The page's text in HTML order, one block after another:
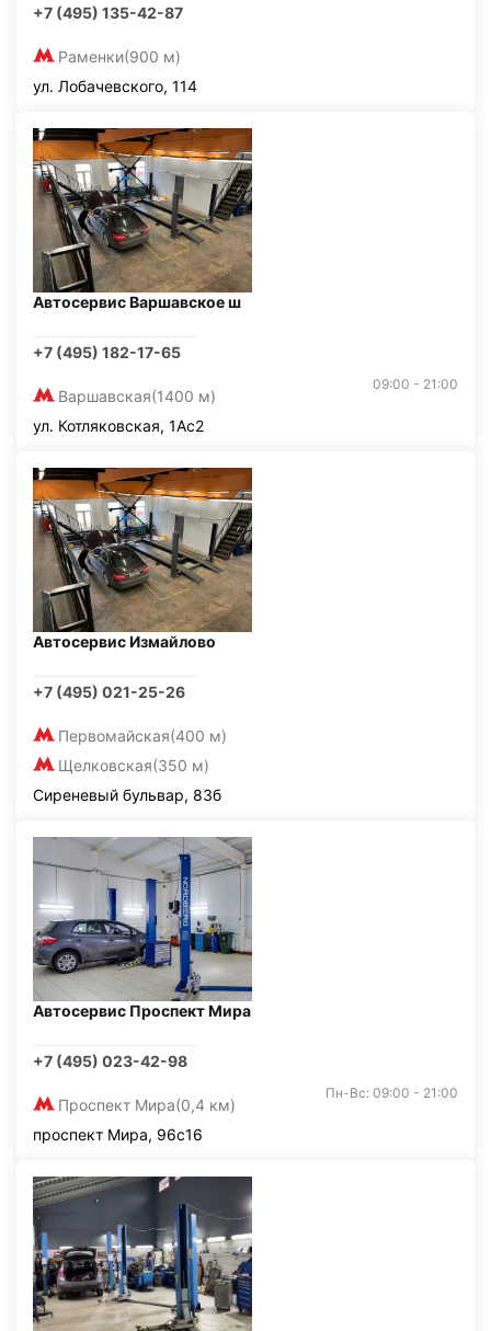
+7 (495) 135-42-87
Раменки(900 м)
ул. Лобачевского, 114
Автосервис Варшавское ш
+7 (495) 182-17-65
Варшавская(1400 м)
09:00 - 21:00
ул. Котляковская, 1Ас2
Автосервис Измайлово
+7 (495) 021-25-26
Первомайская(400 м)
Щелковская(350 м)
Сиреневый бульвар, 83б
Автосервис Проспект Мира
+7 (495) 023-42-98
Проспект Мира(0,4 км)
Пн-Вс: 09:00 - 21:00
проспект Мира, 96с16